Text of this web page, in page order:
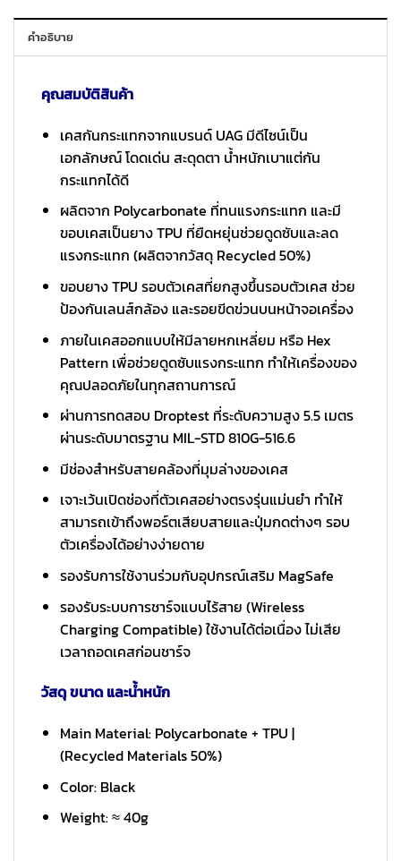
คำอธิบาย
คุณสมบัติสินค้า
เคสกันกระแทกจากแบรนด์ UAG มีดีไซน์เป็น
เอกลักษณ์ โดดเด่น สะดุดตา น้ำหนักเบาแต่กัน
กระแทกได้ดี
ผลิตจาก Polycarbonate ที่ทนแรงกระแทก และมี
ขอบเคสเป็นยาง TPU ที่ยืดหยุ่นช่วยดูดซับและลด
แรงกระแทก (ผลิตจากวัสดุ Recycled 50%)
ขอบยาง TPU รอบตัวเคสที่ยกสูงขึ้นรอบตัวเคส ช่วย
ป้องกันเลนส์กล้อง และรอยขีดข่วนบนหน้าจอเครื่อง
ภายในเคสออกแบบให้มีลายหกเหลี่ยม หรือ Hex
Pattern เพื่อช่วยดูดซับแรงกระแทก ทำให้เครื่องของ
คุณปลอดภัยในทุกสถานการณ์
ผ่านการทดสอบ Droptest ที่ระดับความสูง 5.5 เมตร
ผ่านระดับมาตรฐาน MIL-STD 810G-516.6
มีช่องสำหรับสายคล้องที่มุมล่างของเคส
เจาะเว้นเปิดช่องที่ตัวเคสอย่างตรงรุ่นแม่นยำ ทำให้
สามารถเข้าถึงพอร์ตเสียบสายและปุ่มกดต่างๆ รอบ
ตัวเครื่องได้อย่างง่ายดาย
รองรับการใช้งานร่วมกับอุปกรณ์เสริม MagSafe
รองรับระบบการชาร์จแบบไร้สาย (Wireless
Charging Compatible) ใช้งานได้ต่อเนื่อง ไม่เสีย
เวลาถอดเคสก่อนชาร์จ
วัสดุ ขนาด และน้ำหนัก
Main Material: Polycarbonate + TPU |
(Recycled Materials 50%)
Color: Black
Weight: ≈ 40g